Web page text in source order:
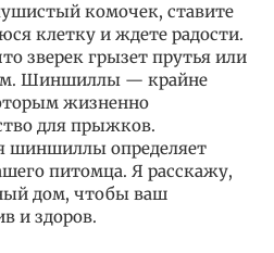
комочек, ставите
клетку и ждете радости.
зверек грызет прутья или
Шиншиллы — крайне
жизненно
для прыжков.
шиншиллы определяет
питомца. Я расскажу,
дом, чтобы ваш
и здоров.